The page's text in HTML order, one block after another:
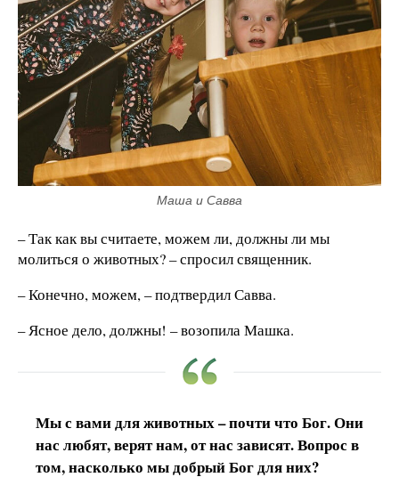
Маша и Савва
– Так как вы считаете, можем ли, должны ли мы
молиться о животных? – спросил священник.
– Конечно, можем, – подтвердил Савва.
– Ясное дело, должны! – возопила Машка.
Мы с вами для животных – почти что Бог. Они
нас любят, верят нам, от нас зависят. Вопрос в
том, насколько мы добрый Бог для них?